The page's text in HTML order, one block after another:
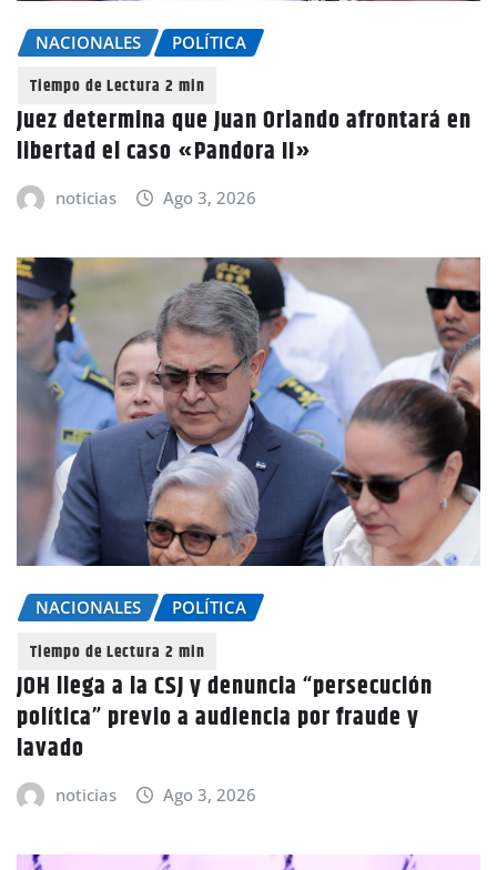
NACIONALES POLÍTICA
Juez determina que Juan Orlando afrontará en
libertad el caso «Pandora II»
noticias Ago 3, 2026
NACIONALES POLÍTICA
JOH llega a la CSJ y denuncia “persecución
política” previo a audiencia por fraude y
lavado
noticias Ago 3, 2026